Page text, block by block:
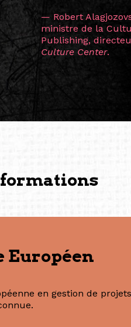
L’une des
consœur
la vision ont
Singapour à Berlin
les amitiés forgées
solidité et
vers de nouvelles
— Vanini Belarmino
(Photography: Geric